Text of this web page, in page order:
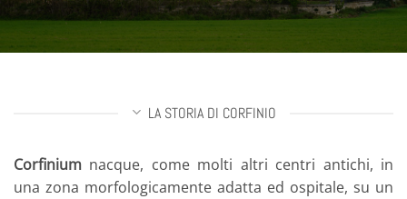
LA STORIA DI CORFINIO
Corfinium nacque, come molti altri centri antichi, in
una zona morfologicamente adatta ed ospitale, su un